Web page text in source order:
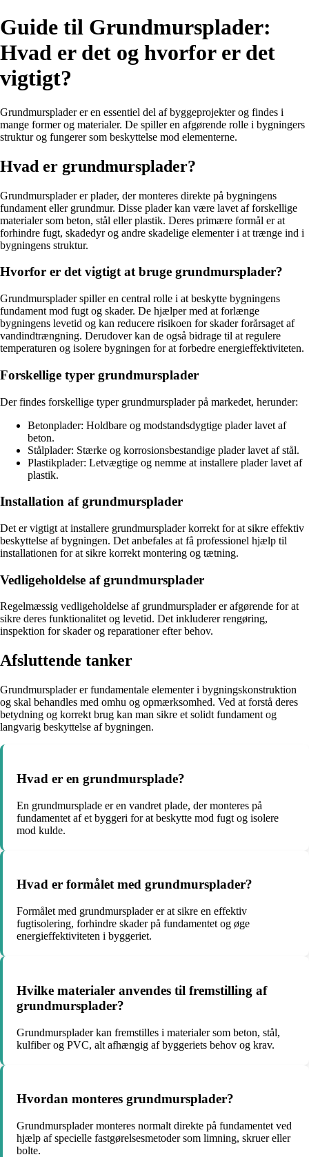
Guide til Grundmursplader:
Hvad er det og hvorfor er det
vigtigt?
Grundmursplader er en essentiel del af byggeprojekter og findes i
mange former og materialer. De spiller en afgørende rolle i bygningers
struktur og fungerer som beskyttelse mod elementerne.
Hvad er grundmursplader?
Grundmursplader er plader, der monteres direkte på bygningens
fundament eller grundmur. Disse plader kan være lavet af forskellige
materialer som beton, stål eller plastik. Deres primære formål er at
forhindre fugt, skadedyr og andre skadelige elementer i at trænge ind i
bygningens struktur.
Hvorfor er det vigtigt at bruge grundmursplader?
Grundmursplader spiller en central rolle i at beskytte bygningens
fundament mod fugt og skader. De hjælper med at forlænge
bygningens levetid og kan reducere risikoen for skader forårsaget af
vandindtrængning. Derudover kan de også bidrage til at regulere
temperaturen og isolere bygningen for at forbedre energieffektiviteten.
Forskellige typer grundmursplader
Der findes forskellige typer grundmursplader på markedet, herunder:
Betonplader: Holdbare og modstandsdygtige plader lavet af
beton.
Stålplader: Stærke og korrosionsbestandige plader lavet af stål.
Plastikplader: Letvægtige og nemme at installere plader lavet af
plastik.
Installation af grundmursplader
Det er vigtigt at installere grundmursplader korrekt for at sikre effektiv
beskyttelse af bygningen. Det anbefales at få professionel hjælp til
installationen for at sikre korrekt montering og tætning.
Vedligeholdelse af grundmursplader
Regelmæssig vedligeholdelse af grundmursplader er afgørende for at
sikre deres funktionalitet og levetid. Det inkluderer rengøring,
inspektion for skader og reparationer efter behov.
Afsluttende tanker
Grundmursplader er fundamentale elementer i bygningskonstruktion
og skal behandles med omhu og opmærksomhed. Ved at forstå deres
betydning og korrekt brug kan man sikre et solidt fundament og
langvarig beskyttelse af bygningen.
Hvad er en grundmursplade?
En grundmursplade er en vandret plade, der monteres på
fundamentet af et byggeri for at beskytte mod fugt og isolere
mod kulde.
Hvad er formålet med grundmursplader?
Formålet med grundmursplader er at sikre en effektiv
fugtisolering, forhindre skader på fundamentet og øge
energieffektiviteten i byggeriet.
Hvilke materialer anvendes til fremstilling af
grundmursplader?
Grundmursplader kan fremstilles i materialer som beton, stål,
kulfiber og PVC, alt afhængig af byggeriets behov og krav.
Hvordan monteres grundmursplader?
Grundmursplader monteres normalt direkte på fundamentet ved
hjælp af specielle fastgørelsesmetoder som limning, skruer eller
bolte.